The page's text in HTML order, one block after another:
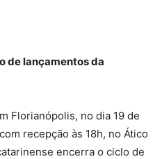
de lançamentos da
Florianópolis, no dia 19 de
recepção às 18h, no Ático
encerra o ciclo de